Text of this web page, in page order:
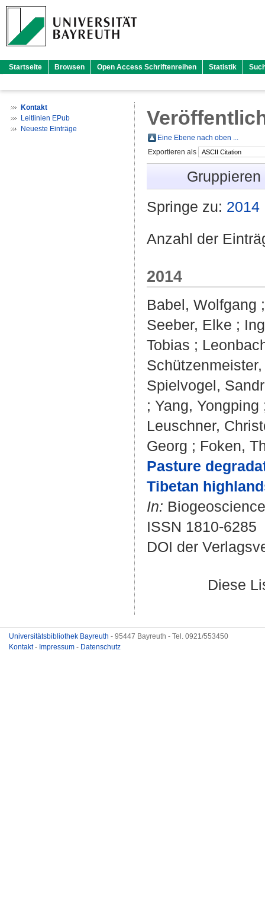
Startseite Browsen Open Access Schriftenreihen Statistik
Kontakt
Leitlinien EPub
Neueste Einträge
Eine Ebene nach oben ...
Exportieren als
Springe zu: 2014
Anzahl der
2014
Babel, Wolfgang
Seeber, Elke ;
Tobias ;
Spielvogel,
; Yang, Yongping
Leuschner,
Georg ; Foken,
Pasture
Tibetan
In:
ISSN 1810-6285
DOI der
Diese
Universitätsbibliothek Bayreuth - 95447 Bayreuth - Tel. 0921/553450
Kontakt- Impressum - Datenschutz